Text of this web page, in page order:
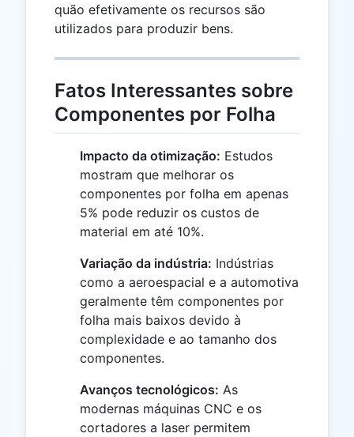
quão efetivamente os recursos são
utilizados para produzir bens.
Fatos Interessantes sobre
Componentes por Folha
Impacto da otimização: Estudos
mostram que melhorar os
componentes por folha em apenas
5% pode reduzir os custos de
material em até 10%.
Variação da indústria: Indústrias
como a aeroespacial e a automotiva
geralmente têm componentes por
folha mais baixos devido à
complexidade e ao tamanho dos
componentes.
Avanços tecnológicos: As
modernas máquinas CNC e os
cortadores a laser permitem